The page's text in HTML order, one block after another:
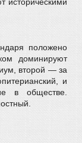
положено
доминируют
второй — за
и
в обществе.